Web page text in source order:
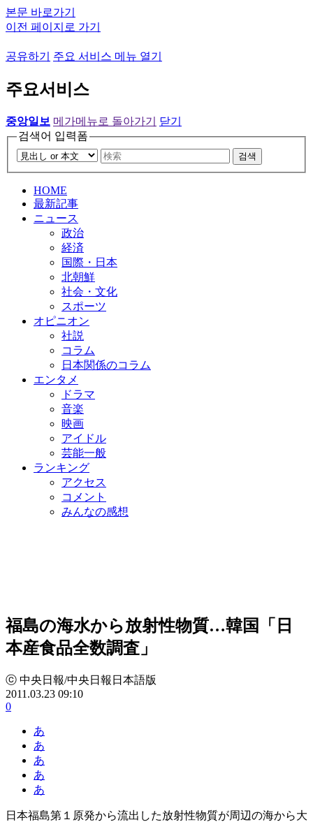
본문 바로가기
이전 페이지로 가기
공유하기 주요 서비스 메뉴 열기
주요서비스
중앙일보 메가메뉴로 돌아가기
닫기
검색어 입력폼
검색
HOME
最新記事
ニュース
政治
経済
国際・日本
北朝鮮
社会・文化
スポーツ
オピニオン
社説
コラム
日本関係のコラム
エンタメ
ドラマ
音楽
映画
アイドル
芸能一般
ランキング
アクセス
コメント
みんなの感想
福島の海水から放射性物質…韓国「日
本産食品全数調査」
ⓒ 中央日報/中央日報日本語版
2011.03.23 09:10
0
あ
あ
あ
あ
あ
日本福島第１原発から流出した放射性物質が周辺の海から大